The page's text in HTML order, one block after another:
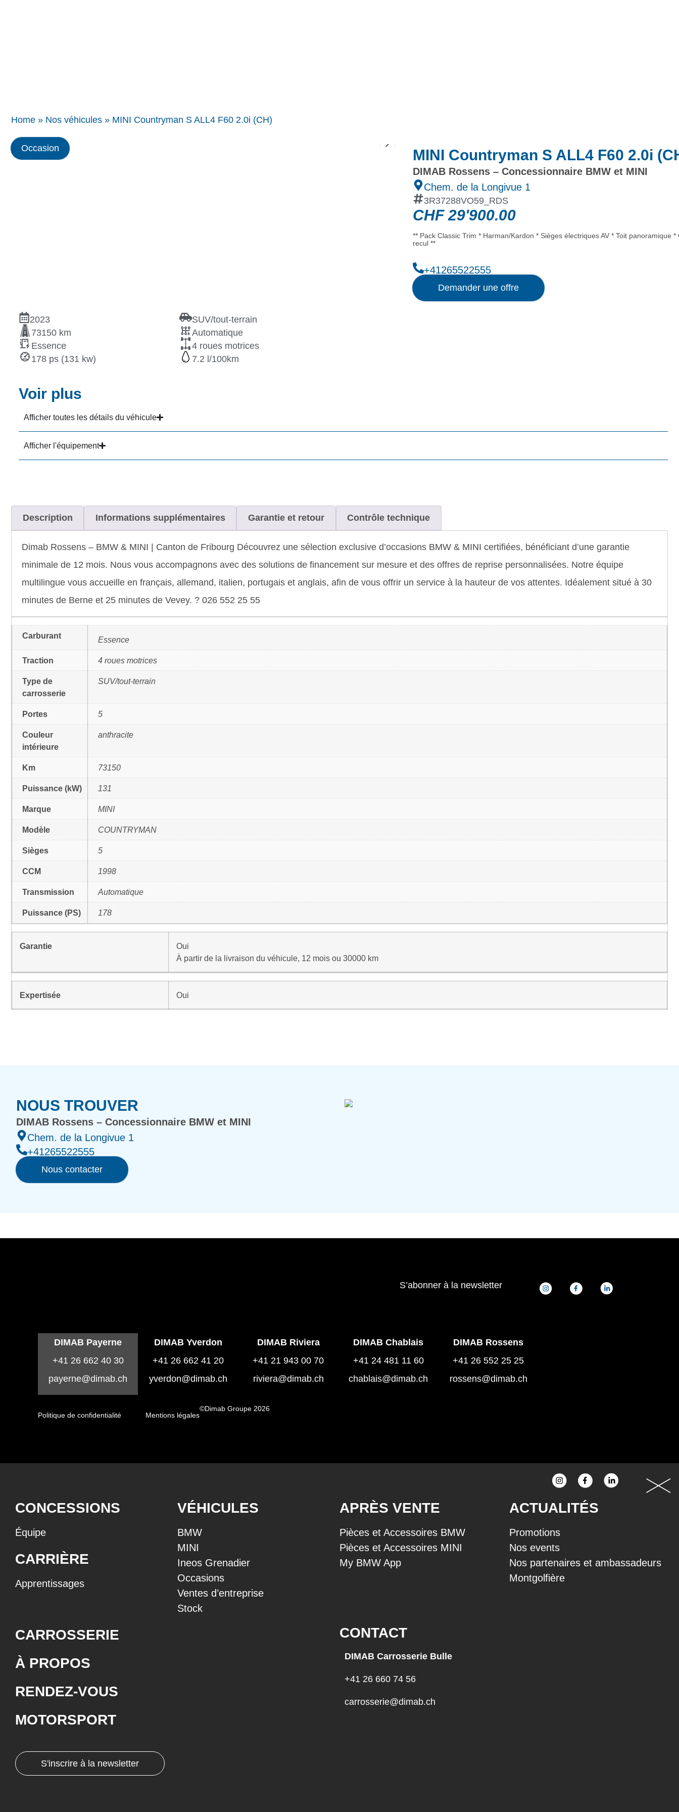
Home » Nos véhicules » MINI Countryman S ALL4 F60 2.0i (CH)
Occasion MINI Countryman S ALL4 F60 2.0i
DIMAB Rossens – Concessionnaire BMW et MINI
Chem. de la Longivue 1
3R37288VO59_RDS
CHF29'900.00
** Pack Classic Trim * Harman/Kardon * Sièges électriques AV * Toit panoramique *
recul **
+41265522555
Demander une offre
2023
SUV/tout-terrain
73150 km
Automatique
Essence
4 roues motrices
178 ps (131 kw)
7.2
Voir plus
Afficher toutes les détails du véhicule
Afficher l'équipement
Description Informations supplémentaires Garantie et retour Contrôle technique
Dimab Rossens – BMW & MINI | Canton de Fribourg Découvrez une sélection exclusive d’occasions BMW & MINI certifiées, bénéficiant d’une garantie
minimale de 12 mois. Nous vous accompagnons avec des solutions de financement sur mesure et des offres de reprise personnalisées. Notre équipe
multilingue vous accueille en français, allemand, italien, portugais et anglais, afin de vous offrir un service à la hauteur de vos attentes. Idéalement situé à 30
minutes de Berne et 25 minutes de Vevey. ? 026 552 25 55
Carburant Essence
Traction 4 roues motrices
Type de
carrosserie
SUV/tout-terrain
Portes 5
Couleur
intérieure
anthracite
Km 73150
Puissance (kW) 131
Marque MINI
Modèle COUNTRYMAN
Sièges 5
CCM 1998
Transmission Automatique
Puissance (PS) 178
Garantie
Oui
À partir de la livraison du véhicule, 12 mois ou 30000 km
Expertisée Oui
NOUS TROUVER
DIMAB Rossens – Concessionnaire BMW et MINI
Chem. de la Longivue 1
+41265522555
Nous contacter
S’abonner à la newsletter
DIMAB Payerne
+41 26 662 40 30
payerne@dimab.ch
DIMAB Yverdon
+41 26 662 41 20
yverdon@dimab.ch
DIMAB Riviera
+41 21 943 00 70
riviera@dimab.ch
DIMAB Chablais
+41 24 481 11 60
chablais@dimab.ch
DIMAB Rossens
+41 26 552 25 25
rossens@dimab.ch
Politique de confidentialité Mentions légales
©Dimab Groupe 2026
CONCESSIONS
Équipe
CARRIÈRE
Apprentissages
VÉHICULES
BMW
MINI
Ineos Grenadier
Occasions
Ventes d’entreprise
Stock
APRÈS VENTE
Pièces et Accessoires BMW
Pièces et Accessoires MINI
My BMW App
ACTUALITÉS
Promotions
Nos events
Nos partenaires et ambassadeurs
Montgolfière
CARROSSERIE
À PROPOS
RENDEZ-VOUS
MOTORSPORT
CONTACT
DIMAB Carrosserie Bulle
+41 26 660 74 56
carrosserie@dimab.ch
S'inscrire à la newsletter